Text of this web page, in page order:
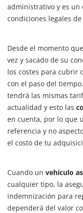
administrativo y es un
condiciones legales
Desde el momento
vez y sacado de su
los costes para cubrir
con el paso del
tendrá las mismas
actualidad y esto las
en cuenta, por lo que
referencia y no
el costo de tu
Cuando un vehículo
cualquier tipo, la
indemnización para
dependerá del valor